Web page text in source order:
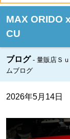
MAX ORIDO
CU
ブログ
量販店Ｓ
ムブログ
2026年5月14日